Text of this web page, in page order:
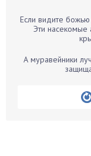
Бархатцы
Белые грибы
Если видите божью
Эти насекомые
А муравейники